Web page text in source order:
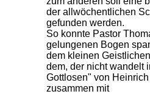
der allwöchentlichen
gefunden werden.
So konnte Pastor
gelungenen Bogen
dem kleinen
dem, der nicht wandelt
Gottlosen" von
zusammen mit